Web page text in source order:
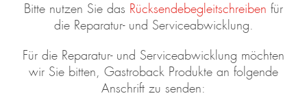
Bitte nutzen Sie das Rücksendebegleitschreiben für
die Reparatur- und Serviceabwicklung.
Für die Reparatur- und Serviceabwicklung möchten
wir Sie bitten, Gastroback Produkte an folgende
Anschrift zu senden: